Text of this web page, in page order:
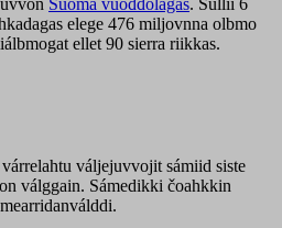
elege 476 miljovnna olbmo
ellet 90 sierra riikkas.
váljejuvvojit sámiid siste
válggain. Sámedikki čoahkkin